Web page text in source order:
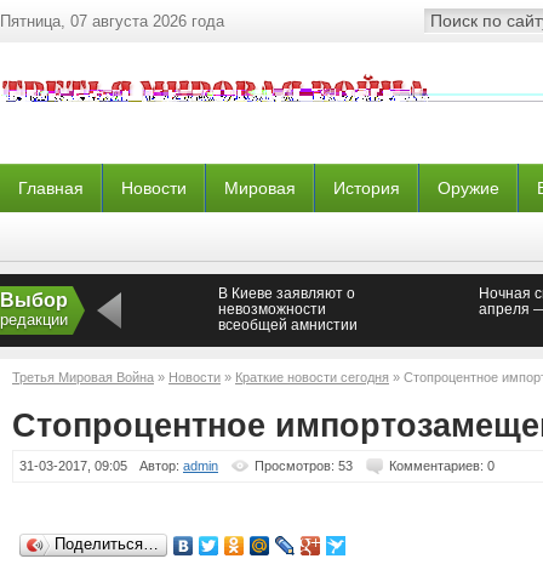
Пятница, 07 августа 2026 года
Главная Новости Мировая История Оружие
Выбор
редакции
В Киеве заявляют о
невозможности
всеобщей амнистии
Ночная
апреля
Третья Мировая Война » Новости » Краткие новости сегодня » Стопроцентное
Стопроцентное
31-03-2017, 09:05 Автор: admin Просмотров: 53 Комментариев: 0
Поделиться…